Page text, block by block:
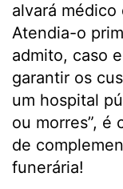
alvará médico
Atendia-o
admito, caso
garantir os
um hospital
ou morres”, é
de
funerária!